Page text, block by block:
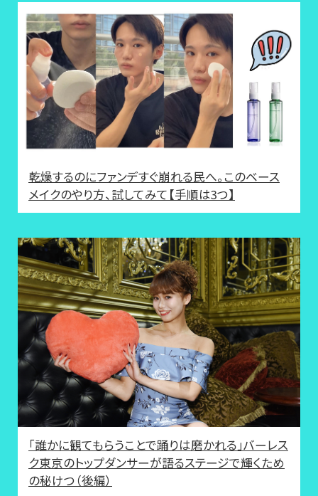
乾燥するのにファンデすぐ崩れる民へ。このベース
メイクのやり方、試してみて【手順は3つ】
「誰かに観てもらうことで踊りは磨かれる」バーレス
ク東京のトップダンサーが語るステージで輝くため
の秘けつ（後編）